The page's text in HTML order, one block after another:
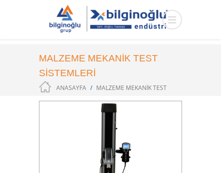
MALZEME MEKANİK TEST
SİSTEMLERİ
ANASAYFA
MALZEME MEKANİK TEST
SİSTEMLERİ